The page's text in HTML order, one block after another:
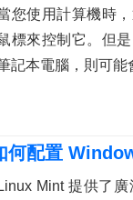
您使用計算機時
標來控制它。但
記本電腦，則可能
配置
Linux Mint 提供了